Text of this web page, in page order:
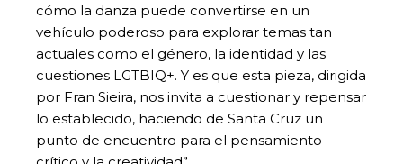
cómo la danza puede convertirse en un
vehículo poderoso para explorar temas tan
actuales como el género, la identidad y las
cuestiones LGTBIQ+. Y es que esta pieza, dirigida
por Fran Sieira, nos invita a cuestionar y repensar
lo establecido, haciendo de Santa Cruz un
punto de encuentro para el pensamiento